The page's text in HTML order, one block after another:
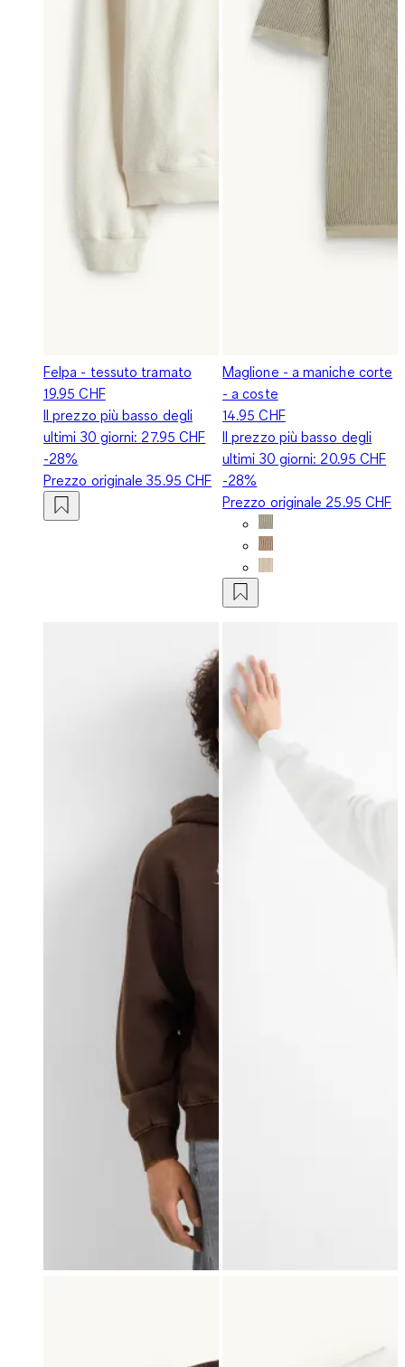
Felpa - tessuto tramato
19.95 CHF
Il prezzo più basso degli
ultimi 30 giorni: 27.95 CHF
-28%
Prezzo originale35.95 CHF
Maglione - a maniche corte
- a coste
14.95 CHF
Il prezzo più basso degli
ultimi 30 giorni: 20.95 CHF
-28%
Prezzo originale 25.95 CHF